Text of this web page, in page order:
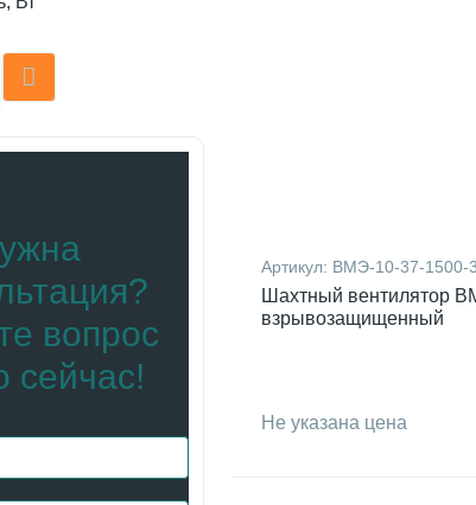
вопрос
сейчас!
Артикул: ВМЭ-10-37-1500-
Шахтный вентилятор
взрывозащищенный
Не указана цена